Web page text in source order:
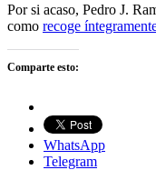
Por si acaso, Pedro J.
como recoge
Comparte esto:
WhatsApp
Telegram